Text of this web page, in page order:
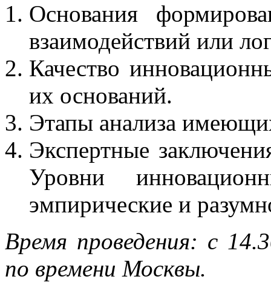
Основания
взаимодействий или
Качество
их оснований.
Этапы анализа
Экспертные
Уровни
эмпирические и
Время проведения: с
по времени Москвы.